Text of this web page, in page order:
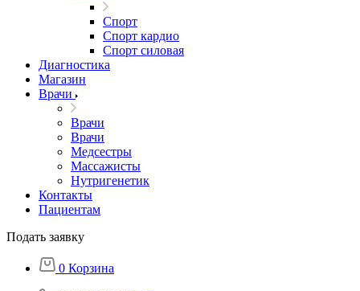
Спорт
Спорт кардио
Спорт силовая
Диагностика
Магазин
Врачи
Врачи
Врачи
Медсестры
Массажисты
Нутригенетик
Контакты
Пациентам
Подать заявку
0 Корзина